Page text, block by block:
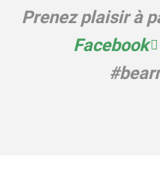
Prenez plaisir à
Facebook